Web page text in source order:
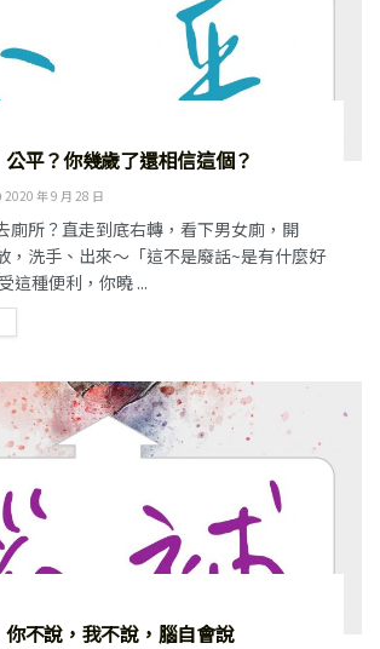
公平？你幾歲了還相信這個？
2020 年 9 月 28 日
廁所？直走到底右轉，看下男女廁，開
，洗手、出來～「這不是廢話~是有什麼好
這種便利，你曉 ...
你不說，我不說，腦自會說